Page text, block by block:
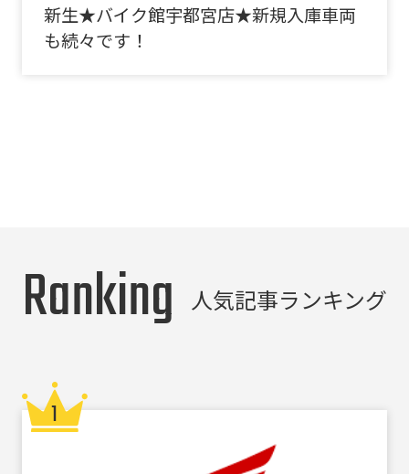
新生★バイク館宇都宮店★新規入庫車両
も続々です！
Ranking 人気記事ランキング